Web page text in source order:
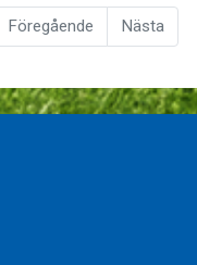
av 1
Föregående Nästa